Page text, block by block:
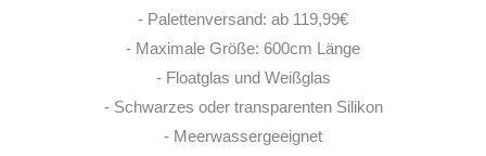
- Palettenversand: ab 119,99€
- Maximale Größe: 600cm Länge
- Floatglas und Weißglas
- Schwarzes oder transparenten Silikon
- Meerwassergeeignet